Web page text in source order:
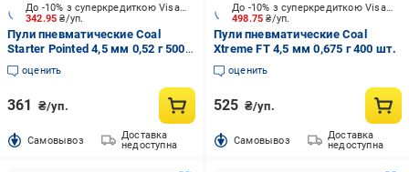
342.95₴/уп.
До -10% з суперкредиткою Visa Вигода
Пули пневматические Coal
Starter Pointed 4,5 мм 0,52 г 500
шт.
оценить
361 ₴/уп.
Cамовывоз
Доставка
недоступна
498.75₴/уп.
До -10% з суперкредиткою Visa Вигода
Пули пневматические Coal
Xtreme FT 4,5 мм 0,675 г 400 шт.
оценить
525 ₴/уп.
Cамовывоз
Доставка
недоступна